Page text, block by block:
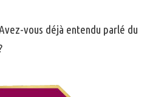
vous déjà entendu parlé du